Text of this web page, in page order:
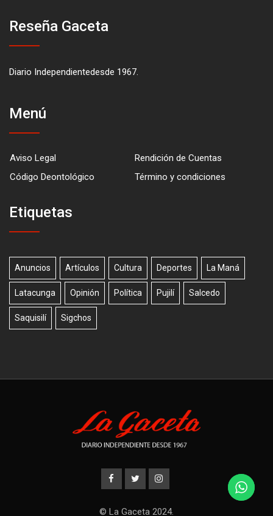
Reseña Gaceta
Diario Independientedesde 1967.
Menú
Aviso Legal
Rendición de Cuentas
Código Deontológico
Término y condiciones
Etiquetas
Anuncios Artículos Cultura Deportes La Maná
Latacunga Opinión Política Pujilí Salcedo
Saquisilí Sigchos
© La Gaceta 2024.